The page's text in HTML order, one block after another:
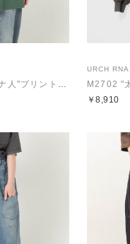
M2702 "太陽ノヨウナ人"プリントBIGロンT
URCH RNA
￥8,910